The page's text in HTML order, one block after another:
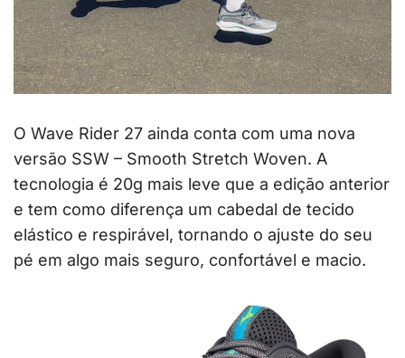
O Wave Rider 27 ainda conta com uma nova
versão SSW – Smooth Stretch Woven. A
tecnologia é 20g mais leve que a edição anterior
e tem como diferença um cabedal de tecido
elástico e respirável, tornando o ajuste do seu
pé em algo mais seguro, confortável e macio.